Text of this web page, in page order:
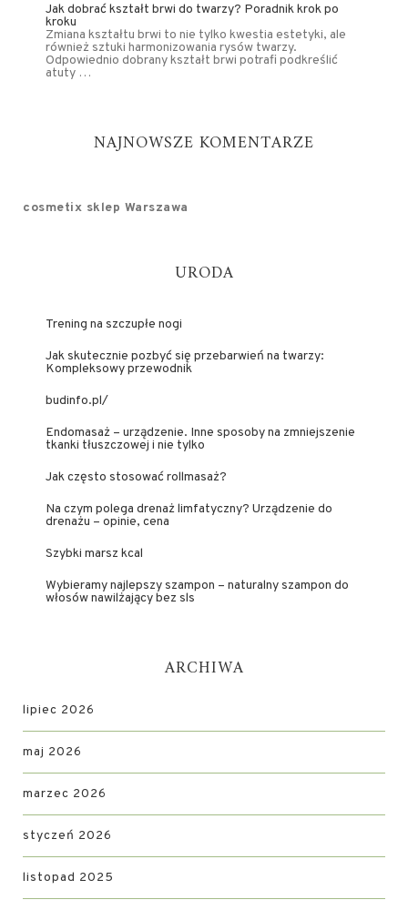
Jak dobrać kształt brwi do twarzy? Poradnik krok po
kroku
Zmiana kształtu brwi to nie tylko kwestia estetyki, ale
również sztuki harmonizowania rysów twarzy.
Odpowiednio dobrany kształt brwi potrafi podkreślić
atuty …
NAJNOWSZE KOMENTARZE
cosmetix sklep Warszawa
URODA
Trening na szczupłe nogi
Jak skutecznie pozbyć się przebarwień na twarzy:
Kompleksowy przewodnik
budinfo.pl/
Endomasaż – urządzenie. Inne sposoby na zmniejszenie
tkanki tłuszczowej i nie tylko
Jak często stosować rollmasaż?
Na czym polega drenaż limfatyczny? Urządzenie do
drenażu – opinie, cena
Szybki marsz kcal
Wybieramy najlepszy szampon – naturalny szampon do
włosów nawilżający bez sls
ARCHIWA
lipiec 2026
maj 2026
marzec 2026
styczeń 2026
listopad 2025